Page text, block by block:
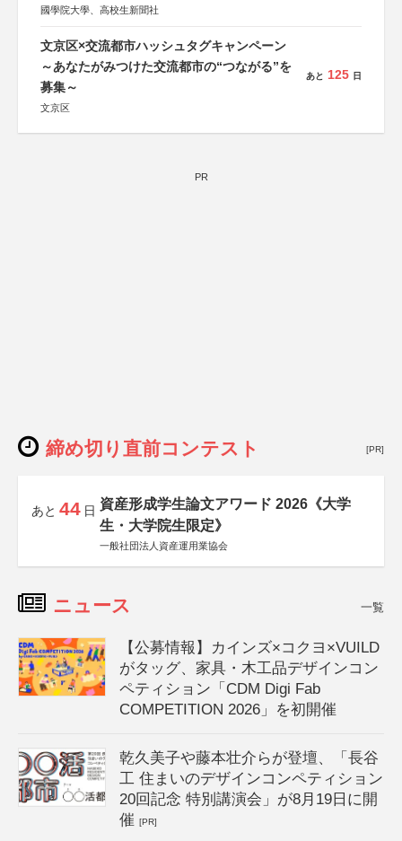
國學院大學、高校生新聞社
文京区×交流都市ハッシュタグキャンペーン
～あなたがみつけた交流都市の“つながる”を
募集～
文京区
あと 125 日
PR
締め切り直前コンテスト [PR]
あと 44 日 資産形成学生論文アワード 2026《大学
生・大学院生限定》
一般社団法人資産運用業協会
ニュース 一覧
【公募情報】カインズ×コクヨ×VUILD
がタッグ、家具・木工品デザインコン
ペティション「CDM Digi Fab
COMPETITION 2026」を初開催
乾久美子や藤本壮介らが登壇、「長谷
工 住まいのデザインコンペティション
20回記念 特別講演会」が8月19日に開
催[PR]